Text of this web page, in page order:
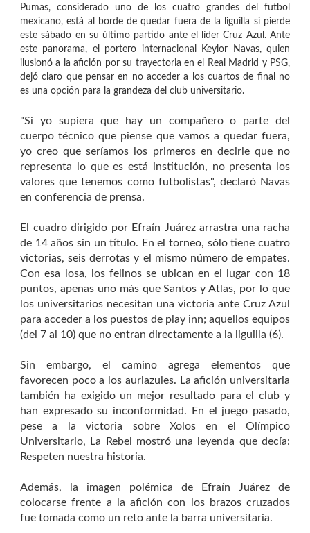
Pumas, considerado uno de los cuatro grandes del futbol
mexicano, está al borde de quedar fuera de la liguilla si pierde
este sábado en su último partido ante el líder Cruz Azul. Ante
este panorama, el portero internacional Keylor Navas, quien
ilusionó a la afición por su trayectoria en el Real Madrid y PSG,
dejó claro que pensar en no acceder a los cuartos de final no
es una opción para la grandeza del club universitario.
"Si yo supiera que hay un compañero o parte del
cuerpo técnico que piense que vamos a quedar fuera,
yo creo que seríamos los primeros en decirle que no
representa lo que es está institución, no presenta los
valores que tenemos como futbolistas", declaró Navas
en conferencia de prensa.
El cuadro dirigido por Efraín Juárez arrastra una racha
de 14 años sin un título. En el torneo, sólo tiene cuatro
victorias, seis derrotas y el mismo número de empates.
Con esa losa, los felinos se ubican en el lugar con 18
puntos, apenas uno más que Santos y Atlas, por lo que
los universitarios necesitan una victoria ante Cruz Azul
para acceder a los puestos de play inn; aquellos equipos
(del 7 al 10) que no entran directamente a la liguilla (6).
Sin embargo, el camino agrega elementos que
favorecen poco a los auriazules. La afición universitaria
también ha exigido un mejor resultado para el club y
han expresado su inconformidad. En el juego pasado,
pese a la victoria sobre Xolos en el Olímpico
Universitario, La Rebel mostró una leyenda que decía:
Respeten nuestra historia.
Además, la imagen polémica de Efraín Juárez de
colocarse frente a la afición con los brazos cruzados
fue tomada como un reto ante la barra universitaria.